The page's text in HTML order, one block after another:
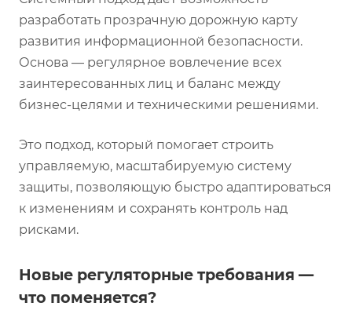
разработать прозрачную дорожную карту
развития информационной безопасности.
Основа — регулярное вовлечение всех
заинтересованных лиц и баланс между
бизнес-целями и техническими решениями.
Это подход, который помогает строить
управляемую, масштабируемую систему
защиты, позволяющую быстро адаптироваться
к изменениям и сохранять контроль над
рисками.
Новые регуляторные требования —
что поменяется?